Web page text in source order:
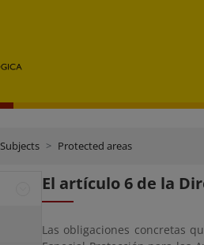
Subjects Protected areas
El artículo 6 de la
Las obligaciones concretas